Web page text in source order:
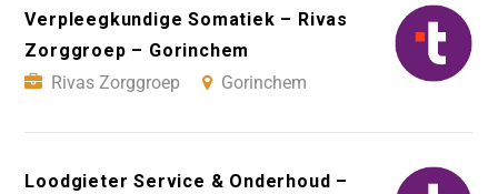
Verpleegkundige Somatiek – Rivas
Zorggroep – Gorinchem
Rivas Zorggroep
Gorinchem
Loodgieter Service & Onderhoud –